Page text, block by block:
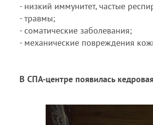
- низкий иммунитет, частые
- травмы;
- соматические заболевания;
- механические повреждения
В СПА-центре появилась